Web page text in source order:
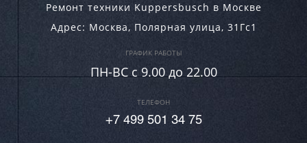
Ремонт техники Kuppersbusch в Москве
Адрес: Москва, Полярная улица, 31Гс1
ГРАФИК РАБОТЫ
ПН-ВC c 9.00 до 22.00
ТЕЛЕФОН
+7 499 501 34 75